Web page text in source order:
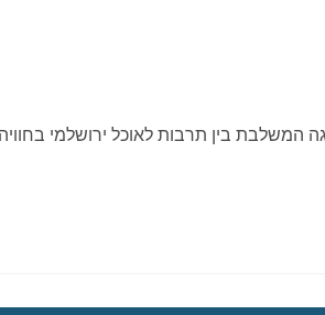
והוא חגיגה המשלבת בין תרבות לאוכל ירושלמי